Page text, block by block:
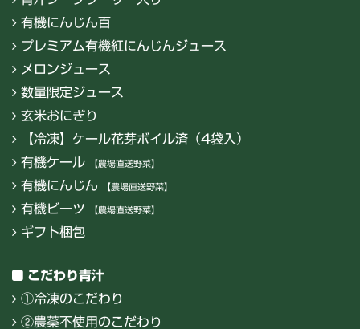
有機にんじん百
プレミアム有機紅にんじんジュース
メロンジュース
数量限定ジュース
玄米おにぎり
【冷凍】ケール花芽ボイル済（4袋入）
有機ケール
【農場直送野菜】
有機にんじん 【農場直送野菜】
有機ビーツ 【農場直送野菜】
ギフト梱包
こだわり青汁
①冷凍のこだわり
②農薬不使用のこだわり